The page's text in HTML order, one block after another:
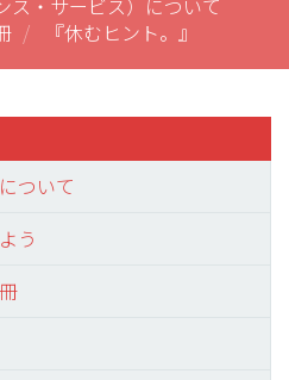
ス・サービス）について
『休むヒント。』
ついて
う